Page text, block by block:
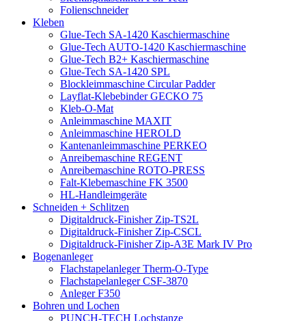
Folienschneider
Kleben
Glue-Tech SA-1420 Kaschiermaschine
Glue-Tech AUTO-1420 Kaschiermaschine
Glue-Tech B2+ Kaschiermaschine
Glue-Tech SA-1420 SPL
Blockleimmaschine Circular Padder
Layflat-Klebebinder GECKO 75
Kleb-O-Mat
Anleimmaschine MAXIT
Anleimmaschine HEROLD
Kantenanleimmaschine PERKEO
Anreibemaschine REGENT
Anreibemaschine ROTO-PRESS
Falt-Klebemaschine FK 3500
HL-Handleimgeräte
Schneiden + Schlitzen
Digitaldruck-Finisher Zip-TS2L
Digitaldruck-Finisher Zip-CSCL
Digitaldruck-Finisher Zip-A3E Mark IV Pro
Bogenanleger
Flachstapelanleger Therm-O-Type
Flachstapelanleger CSF-3870
Anleger F350
Bohren und Lochen
PUNCH-TECH Lochstanze